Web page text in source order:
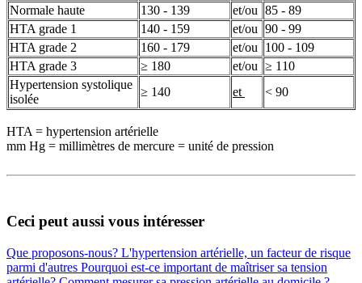
Normale haute
130 - 139 et/ou 85 - 89
HTA grade 1
140 - 159 et/ou 90 - 99
HTA grade 2
160 - 179 et/ou
100 - 109
HTA grade 3
≥ 180 et/ou ≥ 110
Hypertension systolique
isolée
≥ 140 et < 90
HTA = hypertension artérielle
mm Hg = millimètres de mercure = unité de pression
Ceci peut aussi vous intéresser
Que proposons-nous? L'hypertension artérielle, un facteur de risque
parmi d'autres Pourquoi est-ce important de maîtriser sa tension